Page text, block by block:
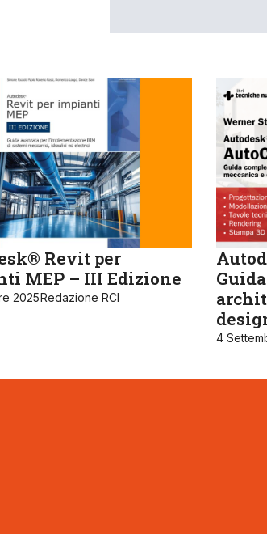
Revit per
MEP – III Edizione
2025Redazione RCI
4